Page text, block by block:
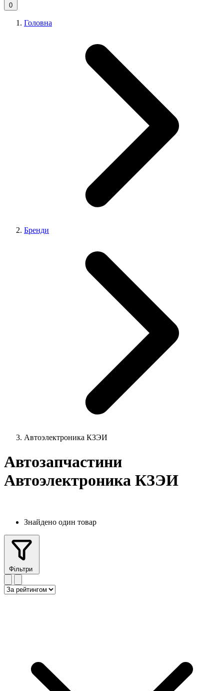
0
Головна
Бренди
Автоэлектроника КЗЭИ
Автозапчастини
Автоэлектроника КЗЭИ
Знайдено один товар
Фільтри